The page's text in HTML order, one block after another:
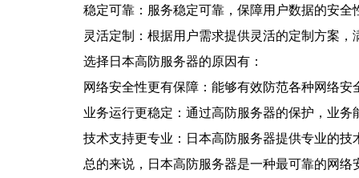
稳定可靠：服务稳定可靠，保障用户数据的安全
灵活定制：根据用户需求提供灵活的定制方案，
选择日本高防服务器的原因有：
网络安全性更有保障：能够有效防范各种网络
业务运行更稳定：通过高防服务器的保护，业
技术支持更专业：日本高防服务器提供专业的
总的来说，日本高防服务器是一种最可靠的网